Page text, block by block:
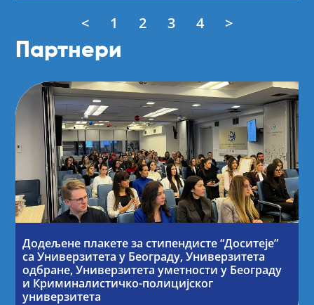
< 1 2 3 4 >
Партнери
Додељене плакете за стипендисте “Доситеје”
са Универзитета у Београду, Универзитета
одбране, Универзитета уметности у Београду
и Криминалистичко-полицијског
универзитета